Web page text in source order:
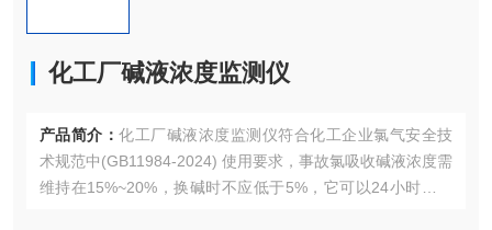
化工厂碱液浓度监测仪
产品简介： 化工厂碱液浓度监测仪符合化工企业氯气安全技
术规范中(GB11984-2024) 使用要求，事故氯吸收碱液浓度需
维持在15%~20%，换碱时不应低于5%，它可以24小时实时